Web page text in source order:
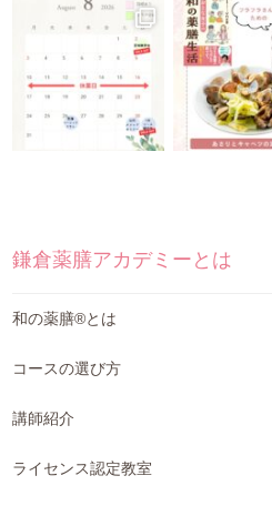
鎌倉薬膳アカデミーとは
和の薬膳®とは
コースの選び方
講師紹介
ライセンス認定教室